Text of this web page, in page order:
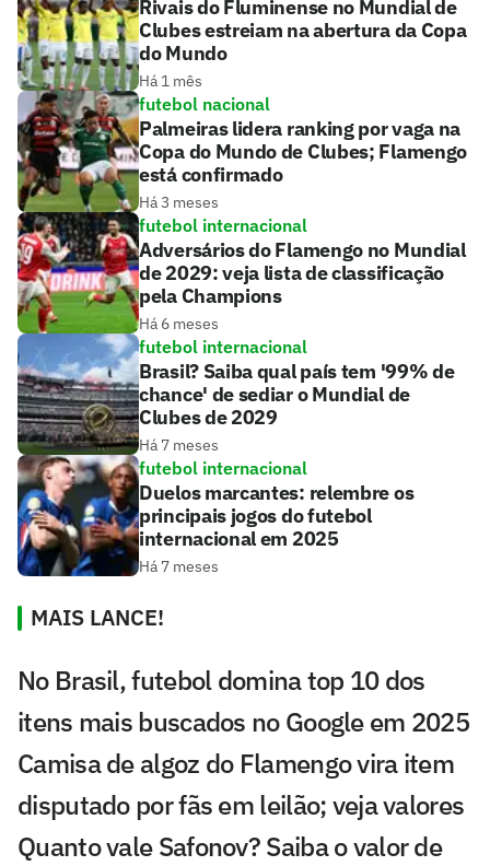
Rivais do Fluminense no Mundial de
Clubes estreiam na abertura da Copa
do Mundo
Há 1 mês
futebol nacional
Palmeiras lidera ranking por vaga na
Copa do Mundo de Clubes; Flamengo
está confirmado
Há 3 meses
futebol internacional
Adversários do Flamengo no Mundial
de 2029: veja lista de classificação
pela Champions
Há 6 meses
futebol internacional
Brasil? Saiba qual país tem '99% de
chance' de sediar o Mundial de
Clubes de 2029
Há 7 meses
futebol internacional
Duelos marcantes: relembre os
principais jogos do futebol
internacional em 2025
Há 7 meses
MAIS LANCE!
No Brasil, futebol domina top 10 dos
itens mais buscados no Google em 2025
Camisa de algoz do Flamengo vira item
disputado por fãs em leilão; veja valores
Quanto vale Safonov? Saiba o valor de